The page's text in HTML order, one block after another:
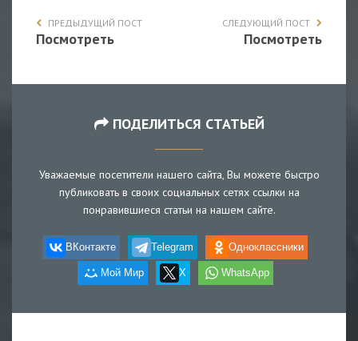
ПРЕДЫДУЩИЙ ПОСТ
Посмотреть
СЛЕДУЮЩИЙ ПОСТ
Посмотреть
ПОДЕЛИТЬСЯ СТАТЬЕЙ
Уважаемые посетители нашего сайта, Вы можете быстро
публиковать в своих социальных сетях ссылки на
понравившиеся статьи на нашем сайте.
ВКонтакте Telegram Одноклассники
Мой Мир X WhatsApp